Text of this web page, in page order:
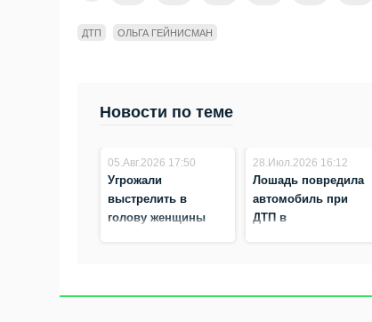
ДТП ОЛЬГА ГЕЙНИСМАН
Новости по теме
05.Авг.2026 17:50
Угрожали
выстрелить в
голову женщины
28.Июл.2026 16:12
Лошадь повредила
автомобиль при
ДТП в